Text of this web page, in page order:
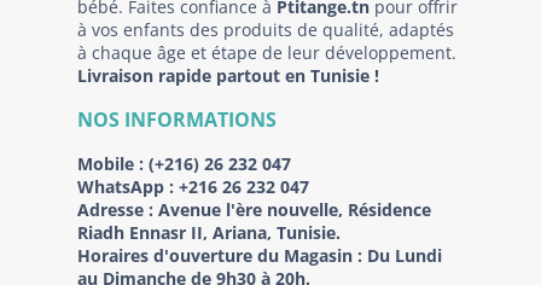
bébé. Faites confiance à Ptitange.tn pour offrir
à vos enfants des produits de qualité, adaptés
à chaque âge et étape de leur développement.
Livraison rapide partout en Tunisie !
NOS INFORMATIONS
Mobile : (+216) 26 232 047
WhatsApp : +216 26 232 047
Adresse : Avenue l'ère nouvelle, Résidence
Riadh Ennasr II, Ariana, Tunisie.
Horaires d'ouverture du Magasin : Du Lundi
au Dimanche de 9h30 à 20h.